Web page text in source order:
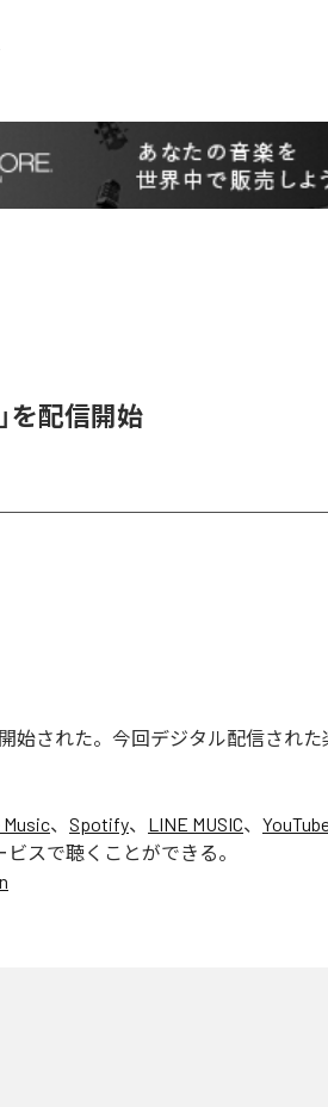
を配信開始
始された。今回デジタル配信された
、 Spotify、 LINE MUSIC、
スで聴くことができる。